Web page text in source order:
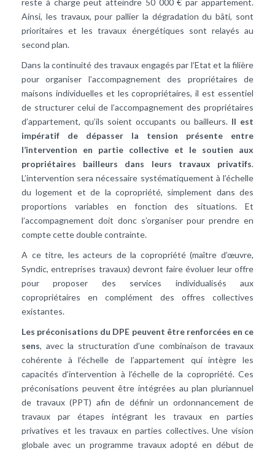
reste à charge peut atteindre 50 000 € par appartement.
Ainsi, les travaux, pour pallier la dégradation du bâti, sont
prioritaires et les travaux énergétiques sont relayés au
second plan.
Dans la continuité des travaux engagés par l’Etat et la filière
pour organiser l’accompagnement des propriétaires de
maisons individuelles et les copropriétaires, il est essentiel
de structurer celui de l’accompagnement des propriétaires
d’appartement, qu’ils soient occupants ou bailleurs. Il est
impératif de dépasser la tension présente entre
l’intervention en partie collective et le soutien aux
propriétaires bailleurs dans leurs travaux privatifs.
L’intervention sera nécessaire systématiquement à l’échelle
du logement et de la copropriété, simplement dans des
proportions variables en fonction des situations. Et
l’accompagnement doit donc s’organiser pour prendre en
compte cette double contrainte.
A ce titre, les acteurs de la copropriété (maître d’œuvre,
Syndic, entreprises travaux) devront faire évoluer leur offre
pour proposer des services individualisés aux
copropriétaires en complément des offres collectives
existantes.
Les préconisations du DPE peuvent être renforcées en ce
sens, avec la structuration d’une combinaison de travaux
cohérente à l’échelle de l’appartement qui intègre les
capacités d’intervention à l’échelle de la copropriété. Ces
préconisations peuvent être intégrées au plan pluriannuel
de travaux (PPT) afin de définir un ordonnancement de
travaux par étapes intégrant les travaux en parties
privatives et les travaux en parties collectives. Une vision
globale avec un programme travaux adopté en début de